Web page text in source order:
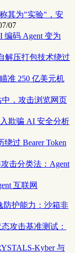
称其为"实验"，安
07
编码 Agent 变为
解压打包技术绕过
准 250 亿美元机
，攻击浏览网页
欺骗 AI 安全分析
绕过 Bearer Token
击分类法：Agent
互联网
防护能力：沙箱非
攻击基准测试：
Kyber 与